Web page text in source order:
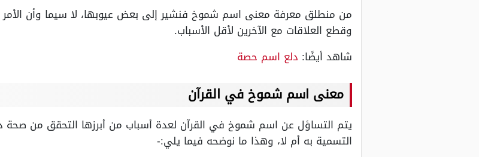
من منطلق معرفة معنى اسم شموخ فنشير إلى بعض عيوبها، لا سيما وأن الأمر
وقطع العلاقات مع الآخرين لأقل الأسباب.
شاهد أيضًا: دلع اسم حصة
معنى اسم شموخ في القرآن
يتم التساؤل عن اسم شموخ في القرآن لعدة أسباب من أبرزها التحقق من صحة
التسمية به أم لا، وهذا ما نوضحه فيما يلي:-